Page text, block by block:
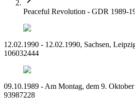
Peaceful Revolution - GDR 1989-
12.02.1990 - 12.02.1990, Sachsen,
106032444
09.10.1989 - Am Montag, dem 9.
93987228